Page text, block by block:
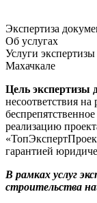
Экспертиза
Об услугах
Услуги
Махачкале
Цель экспертизы
несоответствия
реализацию
гарантией
В рамках услуг
строительства